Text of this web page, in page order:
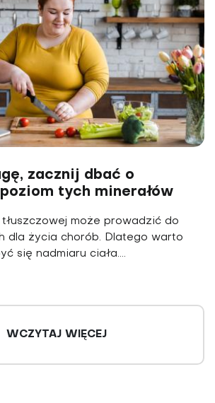
zacznij dbać o
tych minerałów
tłuszczowej może prowadzić do
dla życia chorób. Dlatego warto
się nadmiaru ciała....
WCZYTAJ WIĘCEJ